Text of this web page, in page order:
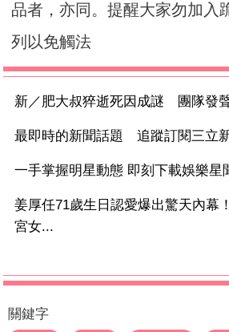
品者，亦同。提醒大家勿加入
列以免觸法
新／肥大叔猝逝死因成謎 團隊發
最即時的新聞話題 追蹤訂閱三立
一手掌握明星動態 即刻下載娛樂星
姜厚任71歲生日認愛爆出驚天內幕
宮女...
關鍵字